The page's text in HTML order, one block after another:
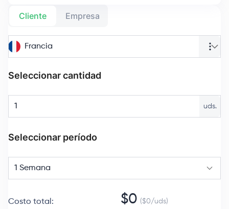
Cliente Empresa
Francia
Seleccionar cantidad
uds.
Seleccionar período
1 Semana
Costo total : $0 ($0/uds)